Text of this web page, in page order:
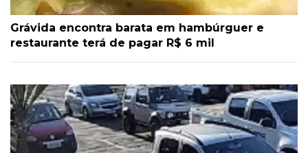
Grávida encontra barata em hambúrguer e
restaurante terá de pagar R$ 6 mil